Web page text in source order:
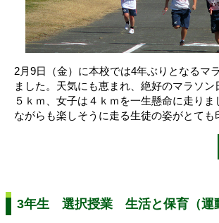
2月9日（金）に本校では4年ぶりとなるマ
ました。天気にも恵まれ、絶好のマラソン
５ｋｍ、女子は４ｋｍを一生懸命に走りま
ながらも楽しそうに走る生徒の姿がとても
3年生 選択授業 生活と保育（運